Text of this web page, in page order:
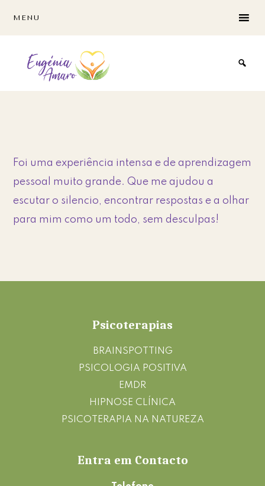
content
MENU
Foi uma experiência intensa e de aprendizagem
pessoal muito grande. Que me ajudou a
escutar o silencio, encontrar respostas e a olhar
para mim como um todo, sem desculpas!
Psicoterapias
BRAINSPOTTING
PSICOLOGIA POSITIVA
EMDR
HIPNOSE CLÍNICA
PSICOTERAPIA NA NATUREZA
Entra em Contacto